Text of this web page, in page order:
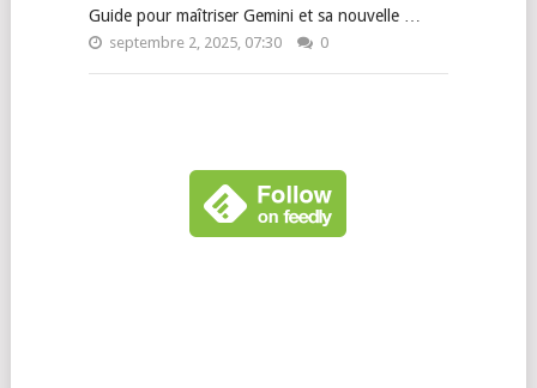
Guide pour maîtriser Gemini et sa nouvelle …
septembre 2, 2025, 07:30 0